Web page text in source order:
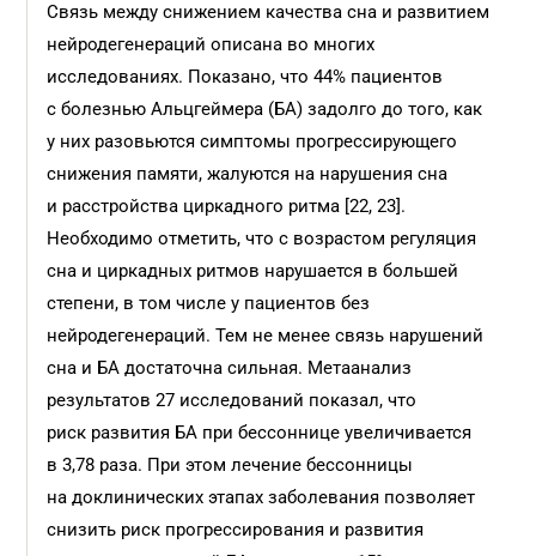
Связь между снижением качества сна и развитием
нейродегенераций описана во многих
исследованиях. Показано, что 44% пациентов
с болезнью Альцгеймера (БА) задолго до того, как
у них разовьются симптомы прогрессирующего
снижения памяти, жалуются на нарушения сна
и расстройства циркадного ритма [22, 23].
Необходимо отметить, что с возрастом регуляция
сна и циркадных ритмов нарушается в большей
степени, в том числе у пациентов без
нейродегенераций. Тем не менее связь нарушений
сна и БА достаточна сильная. Метаанализ
результатов 27 исследований показал, что
риск развития БА при бессоннице увеличивается
в 3,78 раза. При этом лечение бессонницы
на доклинических этапах заболевания позволяет
снизить риск прогрессирования и развития